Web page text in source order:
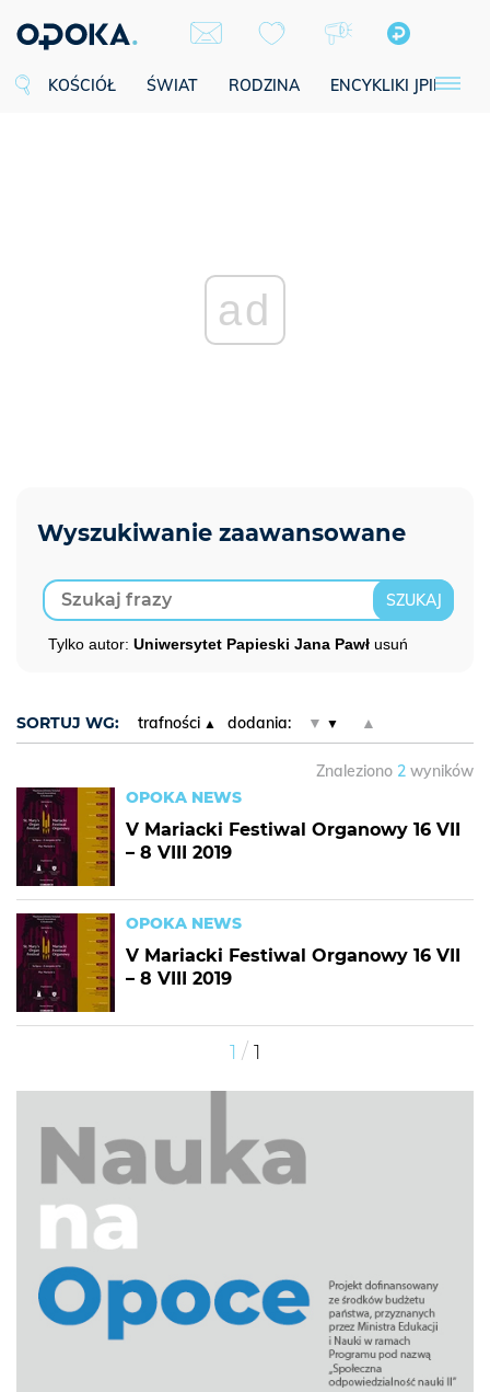
KOŚCIÓŁ ŚWIAT RODZINA ENCYKLIKI JPII
ad
Tylko autor: Uniwersytet Papieski Jana Pawł usuń
SORTUJ WG: trafności dodania: ▼ ▲
Znaleziono 2 wyników
OPOKA NEWS
V Mariacki Festiwal Organowy 16 VII
– 8 VIII 2019
OPOKA NEWS
V Mariacki Festiwal Organowy 16 VII
– 8 VIII 2019
1 / 1